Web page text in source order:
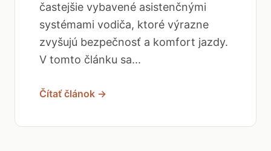
častejšie vybavené asistenčnými
systémami vodiča, ktoré výrazne
zvyšujú bezpečnosť a komfort jazdy.
V tomto článku sa...
Čítať článok →